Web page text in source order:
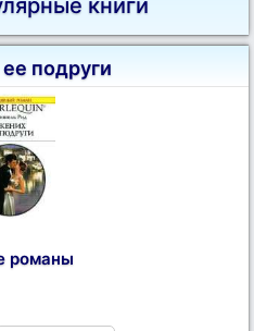
книги
подруги
романы